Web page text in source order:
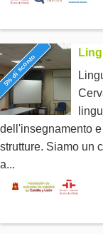
5% di sconto
dell'insegnamento
strutture. Siamo un
a...